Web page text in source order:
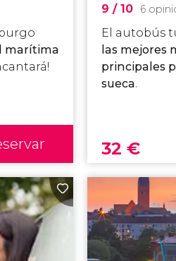
marítima
9 / 10 6
El autobús
las mejores
principales
sueca.
32 €